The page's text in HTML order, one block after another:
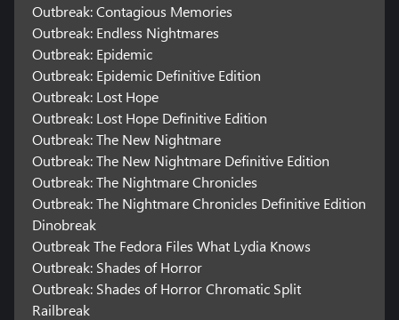
Outbreak: Contagious Memories
Outbreak: Endless Nightmares
Outbreak: Epidemic
Outbreak: Epidemic Definitive Edition
Outbreak: Lost Hope
Outbreak: Lost Hope Definitive Edition
Outbreak: The New Nightmare
Outbreak: The New Nightmare Definitive Edition
Outbreak: The Nightmare Chronicles
Outbreak: The Nightmare Chronicles Definitive Edition
Dinobreak
Outbreak The Fedora Files What Lydia Knows
Outbreak: Shades of Horror
Outbreak: Shades of Horror Chromatic Split
Railbreak